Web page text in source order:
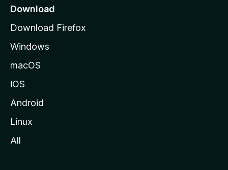
k
s
i
s
t
l
Download
Download Firefox
Windows
macOS
iOS
Android
Linux
All